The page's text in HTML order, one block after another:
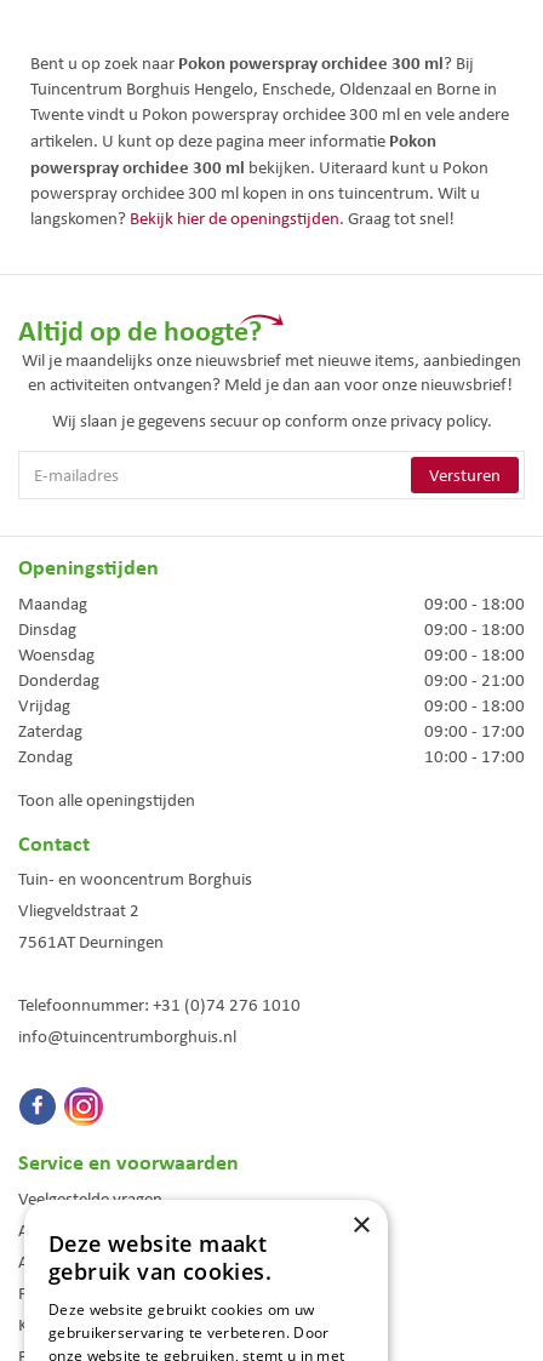
Bent u op zoek naar Pokon powerspray orchidee 300 ml? Bij
Tuincentrum Borghuis Hengelo, Enschede, Oldenzaal en Borne in
Twente vindt u Pokon powerspray orchidee 300 ml en vele andere
artikelen. U kunt op deze pagina meer informatie Pokon
powerspray orchidee 300 ml bekijken. Uiteraard kunt u Pokon
powerspray orchidee 300 ml kopen in ons tuincentrum. Wilt u
langskomen? Bekijk hier de openingstijden. Graag tot snel!
Altijd op de hoogte?
Wil je maandelijks onze nieuwsbrief met nieuwe items, aanbiedingen
en activiteiten ontvangen? Meld je dan aan voor onze nieuwsbrief!
Wij slaan je gegevens secuur op conform onze privacy policy.
Openingstijden
Maandag
09:00 - 18:00
Dinsdag
09:00 - 18:00
Woensdag
09:00 - 18:00
Donderdag
09:00 - 21:00
Vrijdag
09:00 - 18:00
Zaterdag
09:00 - 17:00
Zondag
10:00 - 17:00
Toon alle openingstijden
Contact
Tuin- en wooncentrum Borghuis
Vliegveldstraat 2
7561AT Deurningen
Telefoonnummer: +31 (0)74 276 1010
info@tuincentrumborghuis.nl
Service en voorwaarden
Veelgestelde vragen
Algemene voorwaarden
Assortiment
Folder
Klantenkaart
Blog
×
Deze website maakt
gebruik van cookies.
Deze website gebruikt cookies om uw
gebruikerservaring te verbeteren. Door
onze website te gebruiken, stemt u in met